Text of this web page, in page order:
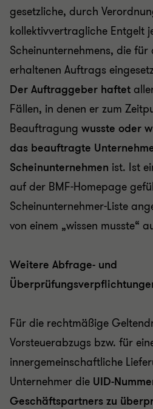
gesetzliche, durch
kollektivvertragliche Entgelt
Scheinunternehmens, die
erhaltenen Auftrags
Der Auftraggeber haftet
Fällen, in denen er zum
Beauftragung wusste oder
das beauftragte
Scheinunternehmen ist. Ist
auf der BMF-Homepage
Scheinunternehmer-Liste
von einem „wissen musste“
Weitere Abfrage- und
Für die rechtmäßige
Vorsteuerabzugs bzw. für
innergemeinschaftliche
Unternehmer die UID-
Geschäftspartners zu